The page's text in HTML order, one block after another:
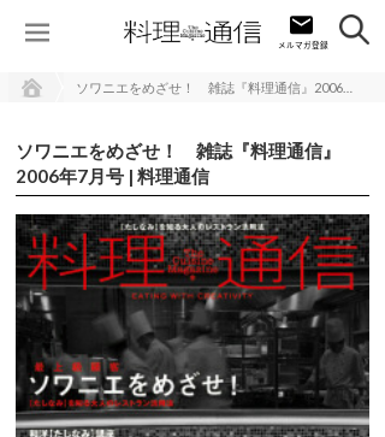
ソワニエをめざせ！ 雑誌『料理通信』
2006年7月号 | 料理通信